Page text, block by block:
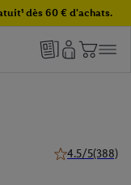
dès 60 € d'achats.
4.5/5(388)